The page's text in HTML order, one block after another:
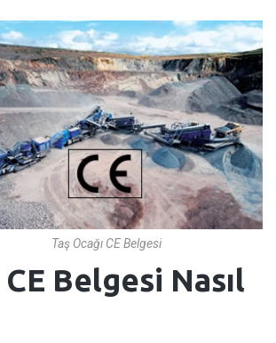
Taş Ocağı CE Belgesi
Belgesi Nasıl